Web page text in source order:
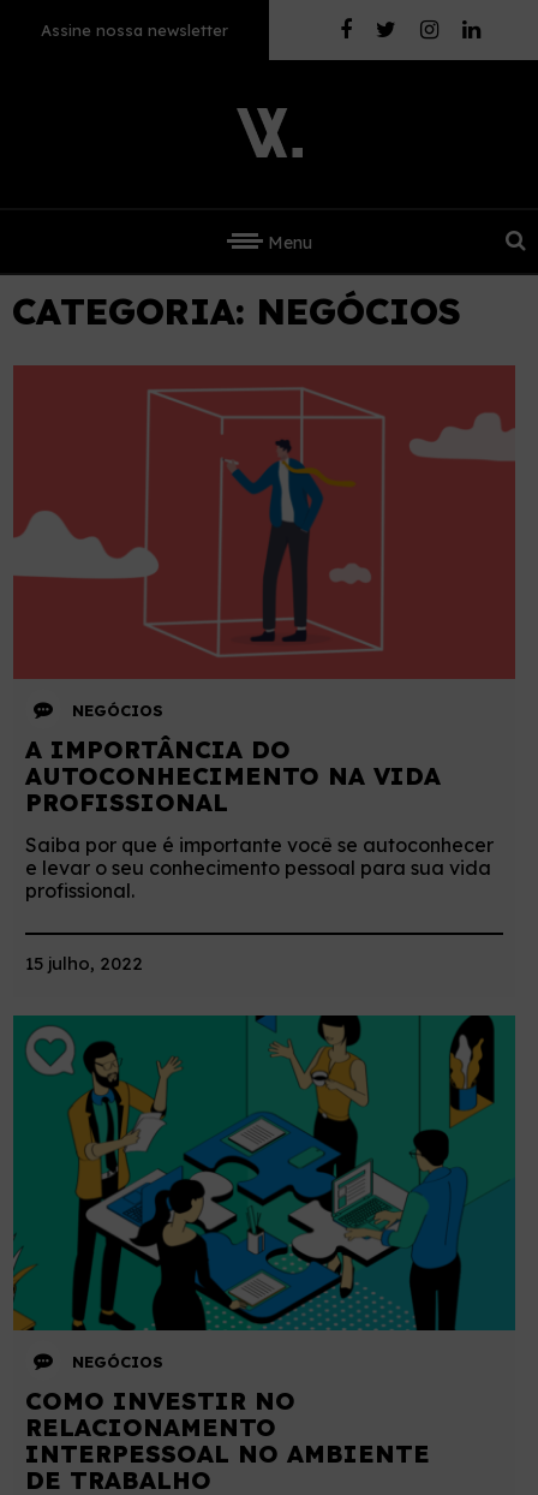
Assine nossa newsletter
Menu
CATEGORIA: NEGÓCIOS
NEGÓCIOS
A IMPORTÂNCIA DO
AUTOCONHECIMENTO NA VIDA
PROFISSIONAL
Saiba por que é importante você se autoconhecer
e levar o seu conhecimento pessoal para sua vida
profissional.
15 julho, 2022
NEGÓCIOS
COMO INVESTIR NO
RELACIONAMENTO
INTERPESSOAL NO AMBIENTE
DE TRABALHO